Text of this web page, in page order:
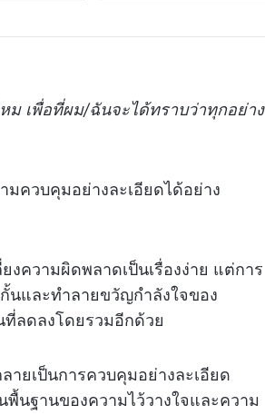
เพื่อที่ผม/ฉันจะได้ทราบว่าทุกอย่าง
ควบคุมอย่างละเอียดได้อย่าง
ความผิดพลาดเป็นเรื่องง่าย แต่การ
นและทำลายขวัญกำลังใจของ
ลดลงโดยรวมอีกด้วย
ายเป็นการควบคุมอย่างละเอียด
นฐานของความไว้วางใจและความ